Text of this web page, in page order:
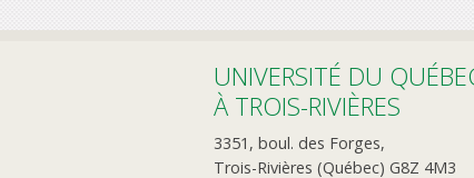
UNIVERSITÉ DU
À TROIS-RIVIÈRES
3351, boul. des Forges,
Trois-Rivières (Québec) G8Z 4M3